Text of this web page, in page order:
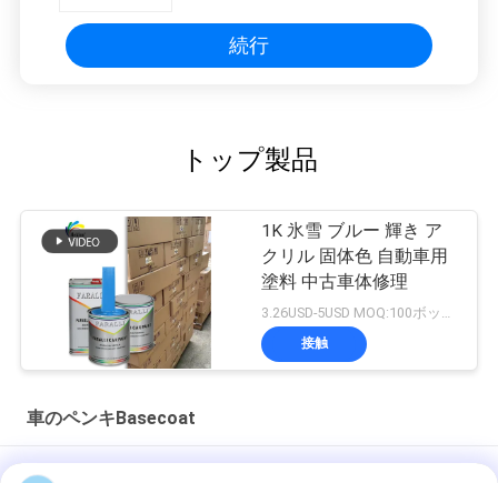
続行
トップ製品
1K 氷雪 ブルー 輝き ア
クリル 固体色 自動車用
塗料 中古車体修理
接触
車のペンキBasecoat
多機能の車用塗料 ベースコーティング 防湿 紫外線耐性